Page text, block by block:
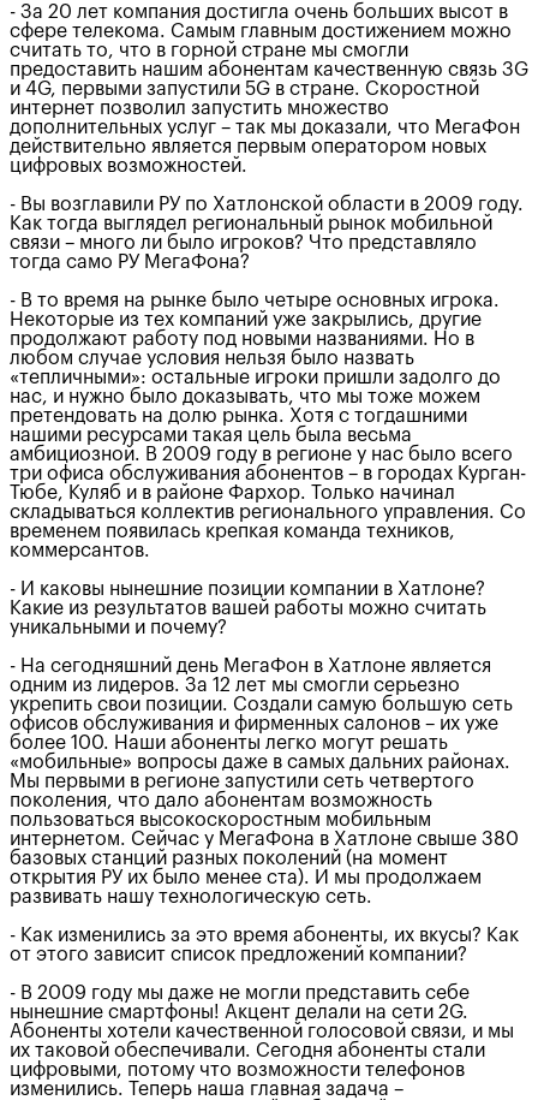
- За 20 лет компания достигла очень больших высот в
сфере телекома. Самым главным достижением можно
считать то, что в горной стране мы смогли
предоставить нашим абонентам качественную связь 3G
и 4G, первыми запустили 5G в стране. Скоростной
интернет позволил запустить множество
дополнительных услуг – так мы доказали, что МегаФон
действительно является первым оператором новых
цифровых возможностей.
- Вы возглавили РУ по Хатлонской области в 2009 году.
Как тогда выглядел региональный рынок мобильной
связи – много ли было игроков? Что представляло
тогда само РУ МегаФона?
- В то время на рынке было четыре основных игрока.
Некоторые из тех компаний уже закрылись, другие
продолжают работу под новыми названиями. Но в
любом случае условия нельзя было назвать
«тепличными»: остальные игроки пришли задолго до
нас, и нужно было доказывать, что мы тоже можем
претендовать на долю рынка. Хотя с тогдашними
нашими ресурсами такая цель была весьма
амбициозной. В 2009 году в регионе у нас было всего
три офиса обслуживания абонентов – в городах Курган-
Тюбе, Куляб и в районе Фархор. Только начинал
складываться коллектив регионального управления. Со
временем появилась крепкая команда техников,
коммерсантов.
- И каковы нынешние позиции компании в Хатлоне?
Какие из результатов вашей работы можно считать
уникальными и почему?
- На сегодняшний день МегаФон в Хатлоне является
одним из лидеров. За 12 лет мы смогли серьезно
укрепить свои позиции. Создали самую большую сеть
офисов обслуживания и фирменных салонов – их уже
более 100. Наши абоненты легко могут решать
«мобильные» вопросы даже в самых дальних районах.
Мы первыми в регионе запустили сеть четвертого
поколения, что дало абонентам возможность
пользоваться высокоскоростным мобильным
интернетом. Сейчас у МегаФона в Хатлоне свыше 380
базовых станций разных поколений (на момент
открытия РУ их было менее ста). И мы продолжаем
развивать нашу технологическую сеть.
- Как изменились за это время абоненты, их вкусы? Как
от этого зависит список предложений компании?
- В 2009 году мы даже не могли представить себе
нынешние смартфоны! Акцент делали на сети 2G.
Абоненты хотели качественной голосовой связи, и мы
их таковой обеспечивали. Сегодня абоненты стали
цифровыми, потому что возможности телефонов
изменились. Теперь наша главная задача –